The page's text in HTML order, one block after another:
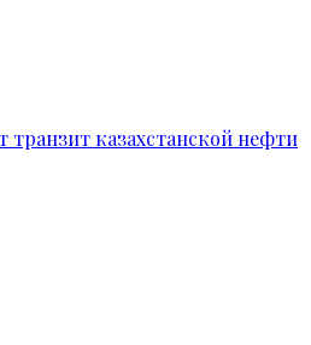
транзит казахстанской нефти